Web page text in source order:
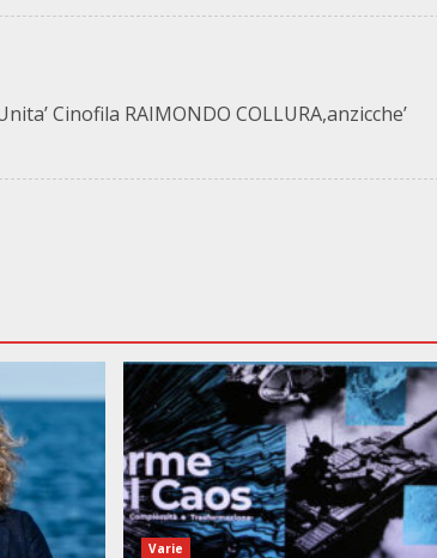
Cinofila RAIMONDO COLLURA,anzicche’
Varie